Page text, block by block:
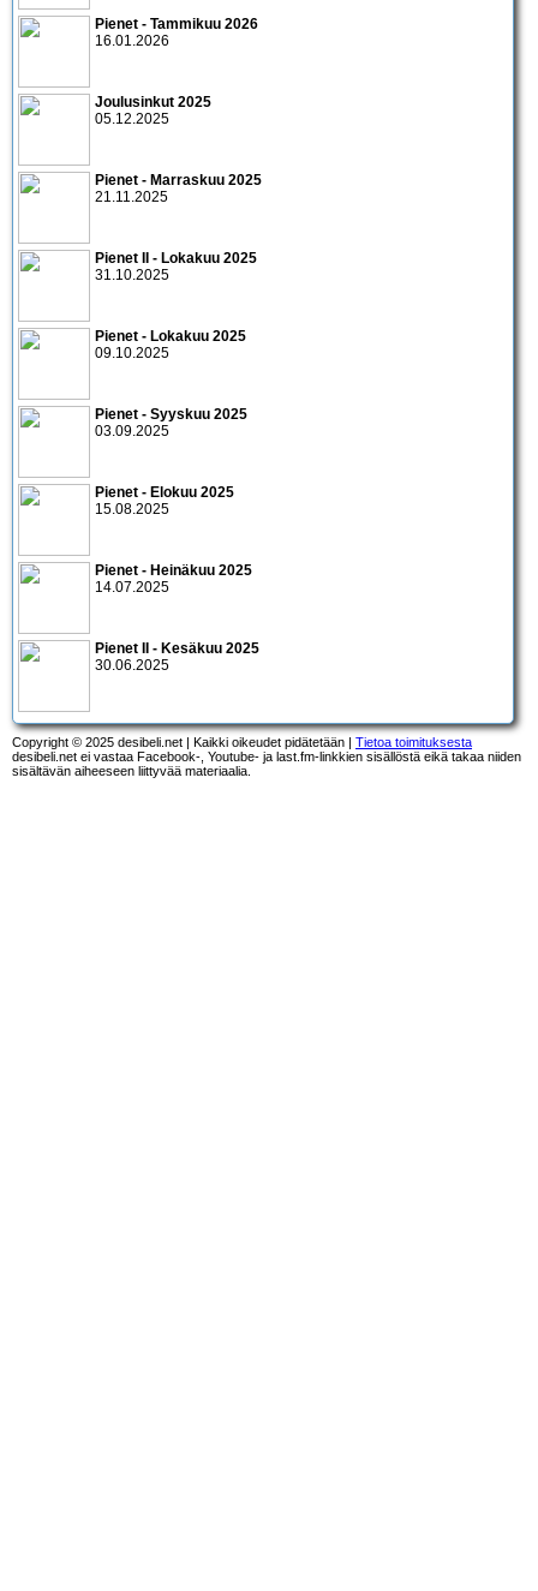
Pienet - Tammikuu 2026
16.01.2026
Joulusinkut 2025
05.12.2025
Pienet - Marraskuu 2025
21.11.2025
Pienet II - Lokakuu 2025
31.10.2025
Pienet - Lokakuu 2025
09.10.2025
Pienet - Syyskuu 2025
03.09.2025
Pienet - Elokuu 2025
15.08.2025
Pienet - Heinäkuu 2025
14.07.2025
Pienet II - Kesäkuu 2025
30.06.2025
Copyright © 2025 desibeli.net | Kaikki oikeudet pidätetään | Tietoa toimituksesta
desibeli.net ei vastaa Facebook-, Youtube- ja last.fm-linkkien sisällöstä eikä takaa niiden
sisältävän aiheeseen liittyvää materiaalia.